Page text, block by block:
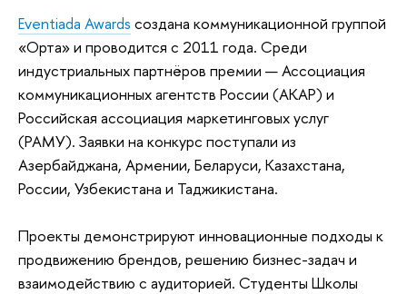
Eventiada Awards создана коммуникационной группой
«Орта» и проводится с 2011 года. Среди
индустриальных партнёров премии — Ассоциация
коммуникационных агентств России (АКАР) и
Российская ассоциация маркетинговых услуг
(РАМУ). Заявки на конкурс поступали из
Азербайджана, Армении, Беларуси, Казахстана,
России, Узбекистана и Таджикистана.
Проекты демонстрируют инновационные подходы к
продвижению брендов, решению бизнес-задач и
взаимодействию с аудиторией. Студенты Школы